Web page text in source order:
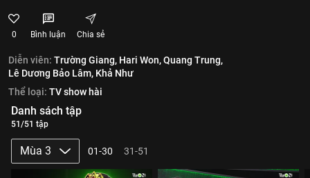
0 Bình luận Chia sẻ
Diễn viên: Trường Giang, Hari Won,Quang Trung,
Lê Dương Bảo Lâm, Khả Như
Thể loại: TV show hài
Danh sách tập
51/51 tập
Mùa 3 01-30 31-51